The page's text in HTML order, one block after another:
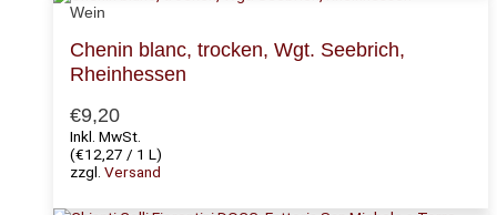
Wein
Chenin blanc, trocken, Wgt. Seebrich,
Rheinhessen
€9,20
Inkl. MwSt.
(€12,27 / 1 L)
zzgl. Versand